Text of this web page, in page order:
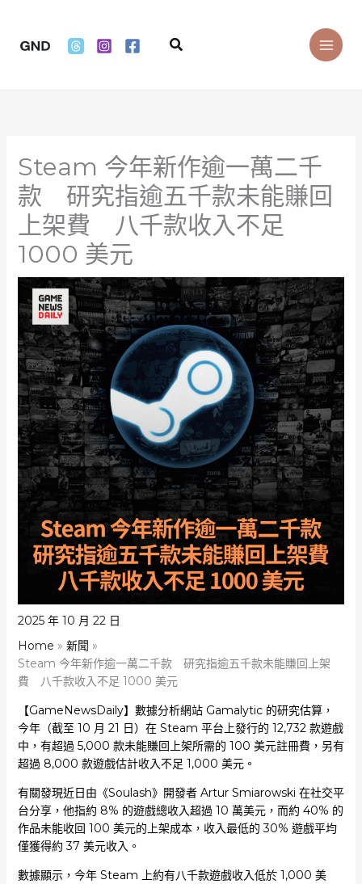
content
Search
Steam 今年新作逾一萬二千
款 研究指逾五千款未能賺回
上架費 八千款收入不足
1000 美元
2025 年 10 月 22 日
Home
新聞
Steam 今年新作逾一萬二千款 研究指逾五千款未能賺回上架
費 八千款收入不足 1000 美元
【GameNewsDaily】數據分析網站 Gamalytic 的研究估算，
今年（截至 10 月 21 日）在 Steam 平台上發行的 12,732 款遊戲
中，有超過 5,000 款未能賺回上架所需的 100 美元註冊費，另有
超過 8,000 款遊戲估計收入不足 1,000 美元。
有關發現近日由《Soulash》開發者 Artur Smiarowski 在社交平
台分享，他指約 8% 的遊戲總收入超過 10 萬美元，而約 40% 的
作品未能收回 100 美元的上架成本，收入最低的 30% 遊戲平均
僅獲得約 37 美元收入。
數據顯示，今年 Steam 上約有八千款遊戲收入低於 1,000 美